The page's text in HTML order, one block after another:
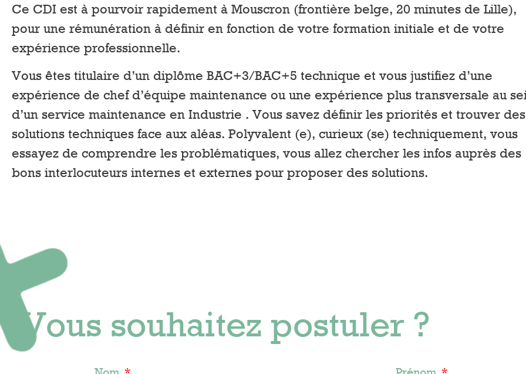
Ce CDI est à pourvoir rapidement à Mouscron (frontière belge, 20 minutes de Lille),
pour une rémunération à définir en fonction de votre formation initiale et de votre
expérience professionnelle.
Vous êtes titulaire d’un diplôme BAC+3/BAC+5 technique et vous justifiez d’une
expérience de chef d’équipe maintenance ou une expérience plus transversale au
d’un service maintenance en Industrie . Vous savez définir les priorités et trouver des
solutions techniques face aux aléas. Polyvalent (e), curieux (se) techniquement, vous
essayez de comprendre les problématiques, vous allez chercher les infos auprès des
bons interlocuteurs internes et externes pour proposer des solutions.
Vous souhaitez postuler ?